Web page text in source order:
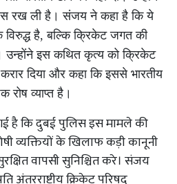
रख ली है। संजय ने कहा है कि ये
है, बल्कि क्रिकेट जगत की
उन्होंने इस कथित कृत्य को क्रिकेट
दिया और कहा कि इससे भारतीय
रोष व्याप्त है।
है कि दुबई पुलिस इस मामले की
व्यक्तियों के खिलाफ कड़ी कानूनी
वापसी सुनिश्चित करे। संजय
अंतरराष्ट्रीय क्रिकेट परिषद